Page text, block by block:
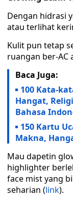
Dengan hidrasi
atau terlihat
Kulit pun tetap
ruangan ber-AC
Baca Juga:
100 Kata-
Hangat,
Bahasa
150 Kartu
Makna,
Mau dapetin
highlighter
face mist yang
seharian (link).